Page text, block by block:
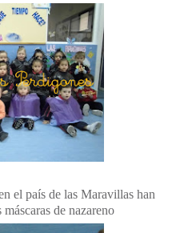
el país de las Maravillas han
de nazareno